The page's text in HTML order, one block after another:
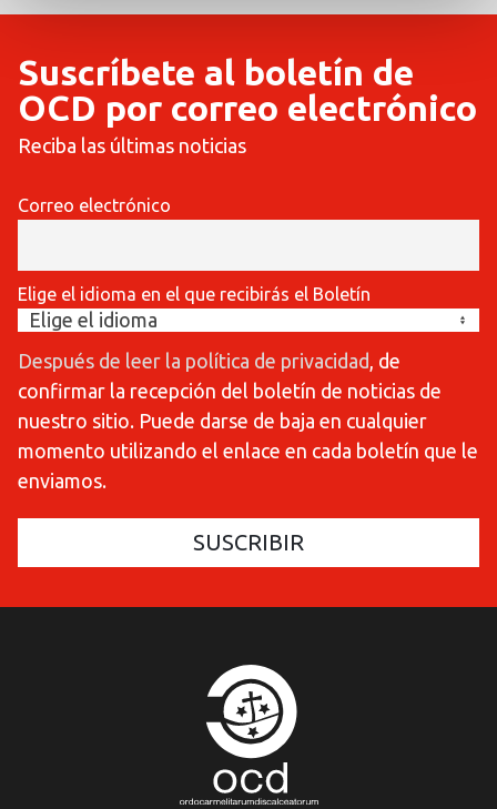
Suscríbete al boletín de
OCD por correo electrónico
Reciba las últimas noticias
Correo electrónico
Elige el idioma en el que recibirás el Boletín
Después de leer la política de privacidad, de
confirmar la recepción del boletín de noticias de
nuestro sitio. Puede darse de baja en cualquier
momento utilizando el enlace en cada boletín que le
enviamos.